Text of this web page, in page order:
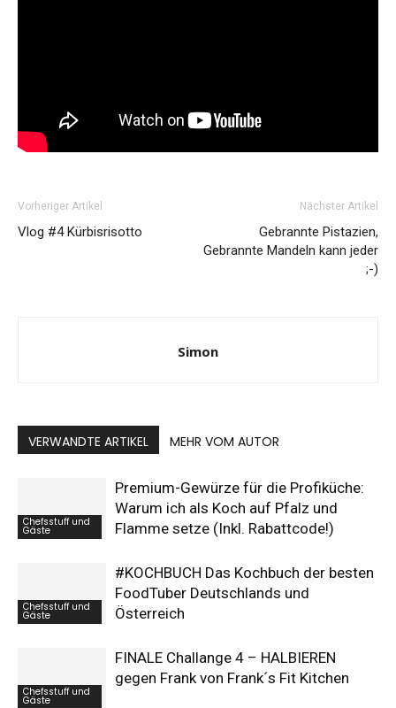
Vorheriger Artikel
Vlog #4 Kürbisrisotto
Nächster Artikel
Gebrannte Pistazien,
Gebrannte Mandeln kann jeder
;-)
Simon
VERWANDTE ARTIKEL MEHR VOM AUTOR
Chefsstuff und
Gäste
Premium-Gewürze für die Profiküche:
Warum ich als Koch auf Pfalz und
Flamme setze (Inkl. Rabattcode!)
Chefsstuff und
Gäste
#KOCHBUCH Das Kochbuch der besten
FoodTuber Deutschlands und
Österreich
Chefsstuff und
Gäste
FINALE Challange 4 – HALBIEREN
gegen Frank von Frank´s Fit Kitchen